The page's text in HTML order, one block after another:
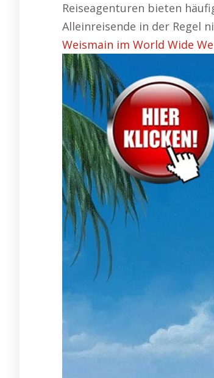
Reiseagenturen bieten
Alleinreisende in der Regel
Weismain im World Wide